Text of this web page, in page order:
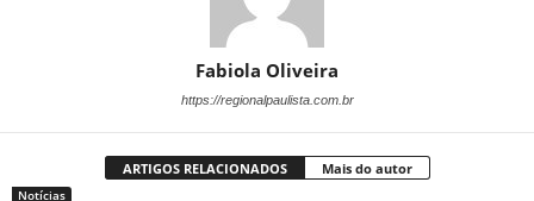
Fabiola Oliveira
https://regionalpaulista.com.br
ARTIGOS RELACIONADOS Mais do autor
Notícias